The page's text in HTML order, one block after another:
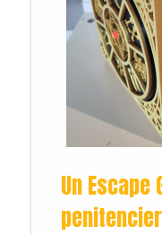
Un Escape